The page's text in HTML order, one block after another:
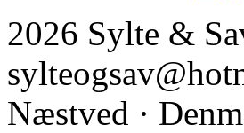
2026 Sylte &
Næstved ·